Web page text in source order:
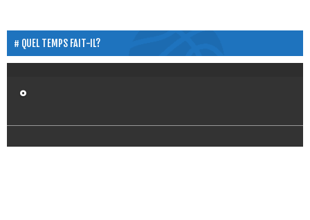
QUEL TEMPS FAIT-IL?
°